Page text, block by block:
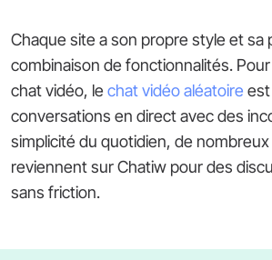
Chaque site a son propre style et sa
combinaison de fonctionnalités.
chat vidéo, le chat vidéo aléatoire
conversations en direct avec des
simplicité du quotidien, de
reviennent sur Chatiw pour des
sans friction.